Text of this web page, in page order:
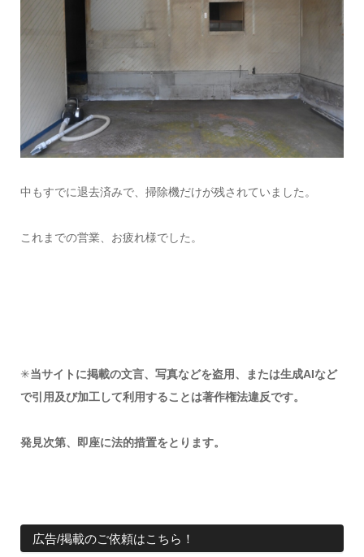
中もすでに退去済みで、掃除機だけが残されていました。
これまでの営業、お疲れ様でした。
✳︎当サイトに掲載の文言、写真などを盗用、または生成AIなど
で引用及び加工して利用することは著作権法違反です。
発見次第、即座に法的措置をとります。
広告/掲載のご依頼はこちら！